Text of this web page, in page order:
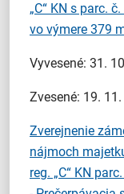
„C“ KN s parc.
vo výmere 379
Vyvesené: 31.
Zvesené: 19.
Zverejnenie
nájmoch
reg. „C“ KN